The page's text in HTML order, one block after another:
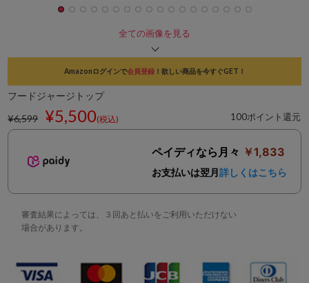
全ての画像を見る
Amazonログインで会員登録！欲しい商品を今すぐGET！
フードジャージトップ
¥6,599
¥5,500(税込) 100ポイント還元
ペイディなら月々 ￥1,833
お支払いは翌月 詳しくはこちら
審査結果によっては、３回あと払いをご利用いただけない
場合があります。